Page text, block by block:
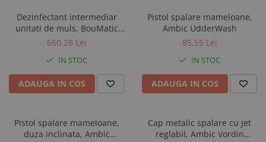
Dezinfectant intermediar
unitati de muls, BouMatic
Oxybrosse, bidon 22 kg
660,28 Lei
IN STOC
ADAUGA IN COS
Pistol spalare mameloane,
Ambic UdderWash
85,55 Lei
IN STOC
ADAUGA IN COS
Pistol spalare mameloane,
duza inclinata, Ambic
Cap metalic spalare cu jet
reglabil, Ambic Vordin